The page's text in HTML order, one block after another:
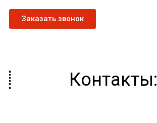
Заказать звонок
Контакты: